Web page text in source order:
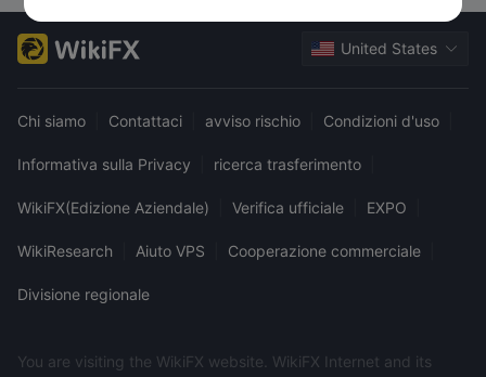
United States
Chi siamo Contattaci avviso rischio Condizioni d'uso
Informativa sulla Privacy ricerca trasferimento
WikiFX(Edizione Aziendale) Verifica ufficiale EXPO
WikiResearch Aiuto VPS Cooperazione commerciale
Divisione regionale
You are visiting the WikiFX website. WikiFX Internet and its